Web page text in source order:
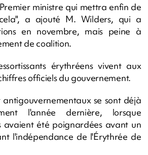
ministre qui mettra enfin de
a ajouté M. Wilders, qui a
en novembre, mais peine à
de coalition.
érythréens vivent aux
officiels du gouvernement.
se sont déjà
l'année dernière, lorsque
avaient été poignardées avant un
l'indépendance de l'Érythrée de